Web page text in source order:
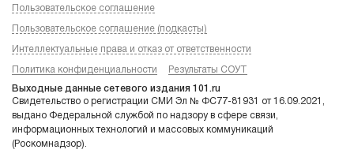
Пользовательское соглашение
Пользовательское соглашение (подкасты)
Интеллектуальные права и отказ от ответственности
Политика конфиденциальности Результаты СОУТ
Выходные данные сетевого издания 101.ru
Свидетельство о регистрации СМИ Эл № ФС77-81931 от 16.09.2021,
выдано Федеральной службой по надзору в сфере связи,
информационных технологий и массовых коммуникаций
(Роскомнадзор).